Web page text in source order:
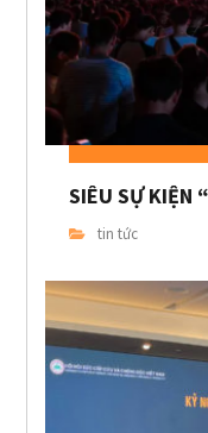
SIÊU SỰ KIỆN
tin tức